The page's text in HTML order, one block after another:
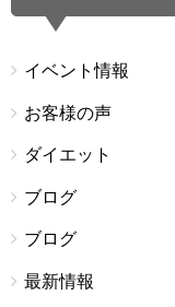
イベント情報
お客様の声
ダイエット
ブログ
ブログ
最新情報